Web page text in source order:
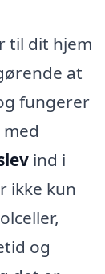
til dit hjem
at
fungerer
ind i
ikke kun
og